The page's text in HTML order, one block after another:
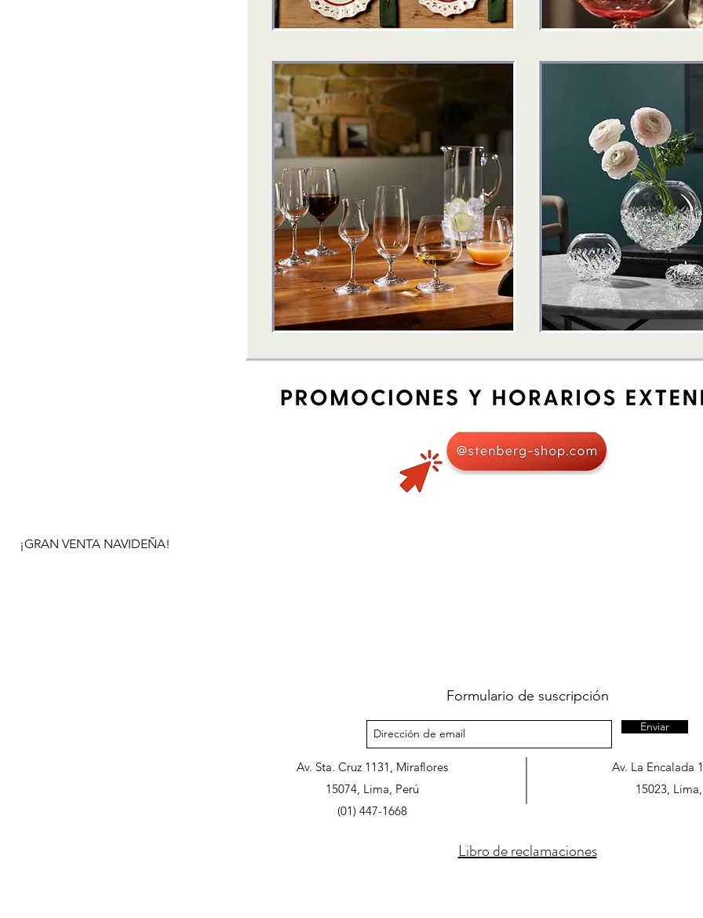
¡GRAN VENTA NAVIDEÑA!
Formulario de suscripción
Enviar
Av. Sta. Cruz 1131, Miraflores
15074, Lima, Perú
Av. La Encalada
15023,
(01) 447-1668
Libro de reclamaciones